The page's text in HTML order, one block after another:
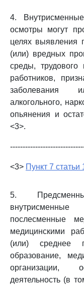
4.
осмотры могут
целях выявления
(или) вредных
среды, трудового
работников,
заболевания
алкогольного,
опьянения и
<3>.
<3> Пункт 7 статьи
5.
послесменные
медицинскими
(или) среднее
образование,
организации,
деятельность (в